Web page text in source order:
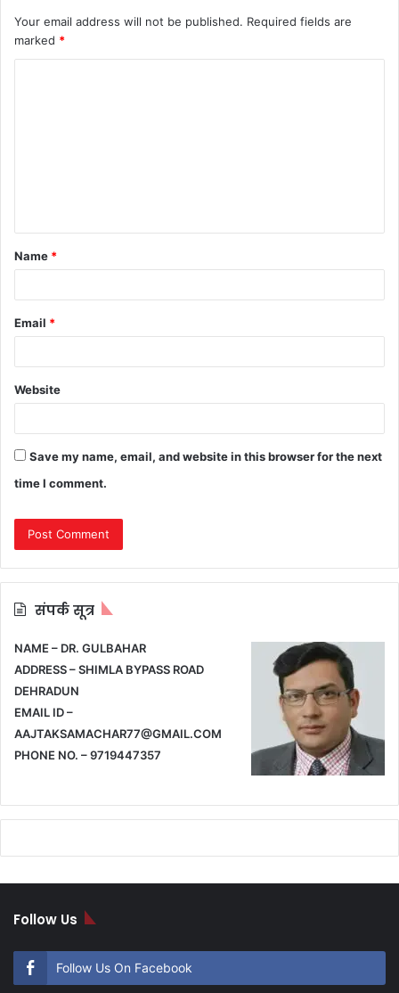
Your email address will not be published. Required fields are
marked *
t
*
Name *
Email *
Website
Save my name, email, and website in this browser for the next
time I comment.
संपर्क सूत्र
NAME – DR. GULBAHAR
ADDRESS – SHIMLA BYPASS ROAD
DEHRADUN
EMAIL ID –
AAJTAKSAMACHAR77@GMAIL.COM
PHONE NO. – 9719447357
Follow Us
Follow Us On Facebook